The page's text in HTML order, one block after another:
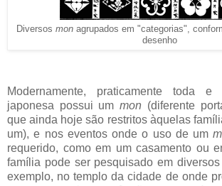
Diversos mon agrupados em "categorias",
desenho
Modernamente, praticamente toda e
japonesa possui ummon (diferente
que ainda hoje são restritos àquelas
um), e nos eventos onde o uso de um
requerido, como em um casamento ou
família pode ser pesquisado em
exemplo, no templo da cidade de onde